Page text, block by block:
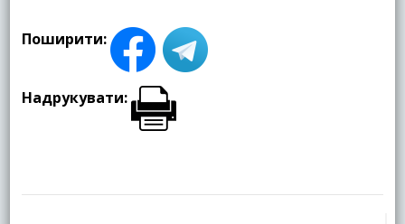
Поширити:
Надрукувати: